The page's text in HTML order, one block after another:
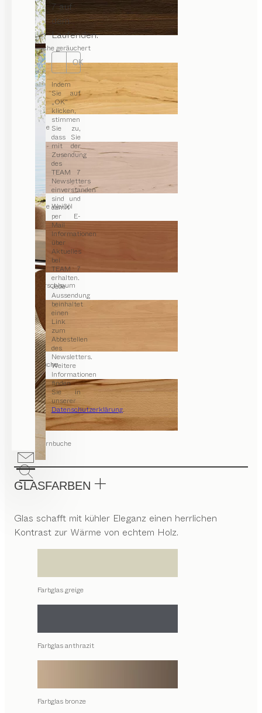
7 auf
dem
Laufenden.
OK
Indem
Sie auf
„OK“
klicken,
stimmen
Sie zu,
dass Sie
mit der
Zusendung
des
TEAM 7
Newsletters
einverstanden
sind und
damit
per E-
Mail
Informationen
über
Aktuelles
bei
TEAM 7
erhalten.
Jede
Aussendung
beinhaltet
einen
Link
zum
Abbestellen
des
Newsletters.
Weitere
Informationen
finden
Sie in
unserer
Datenschutzerklärung.
Eiche geräuchert
Erle
Erle Weißöl
Kirschbaum
Buche
Kernbuche
GLASFARBEN
Glas schafft mit kühler Eleganz einen herrlichen
Kontrast zur Wärme von echtem Holz.
Farbglas greige
Farbglas anthrazit
Farbglas bronze